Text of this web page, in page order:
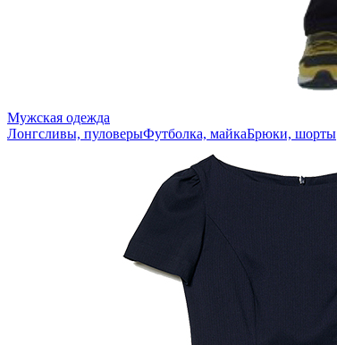
Мужская одежда
Лонгсливы, пуловерыФутболка, майкаБрюки, шорты